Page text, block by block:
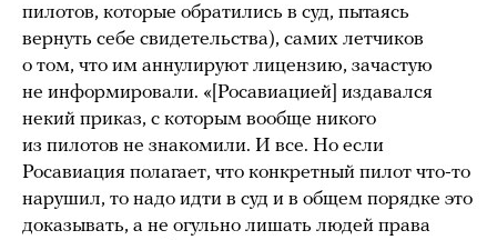
пилотов, которые обратились в суд, пытаясь
вернуть себе свидетельства), самих летчиков
о том, что им аннулируют лицензию, зачастую
не информировали. «[Росавиацией] издавался
некий приказ, с которым вообще никого
из пилотов не знакомили. И все. Но если
Росавиация полагает, что конкретный пилот что-то
нарушил, то надо идти в суд и в общем порядке это
доказывать, а не огульно лишать людей права